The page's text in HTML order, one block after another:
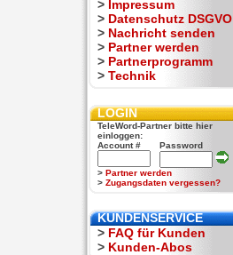
> Impressum
> Datenschutz DSGVO
> Nachricht senden
> Partner werden
> Partnerprogramm
> Technik
LOGIN
TeleWord-Partner bitte hier
einloggen:
Account #
Password
> Partner werden
> Zugangsdaten vergessen?
KUNDENSERVICE
> FAQ für Kunden
> Kunden-Abos